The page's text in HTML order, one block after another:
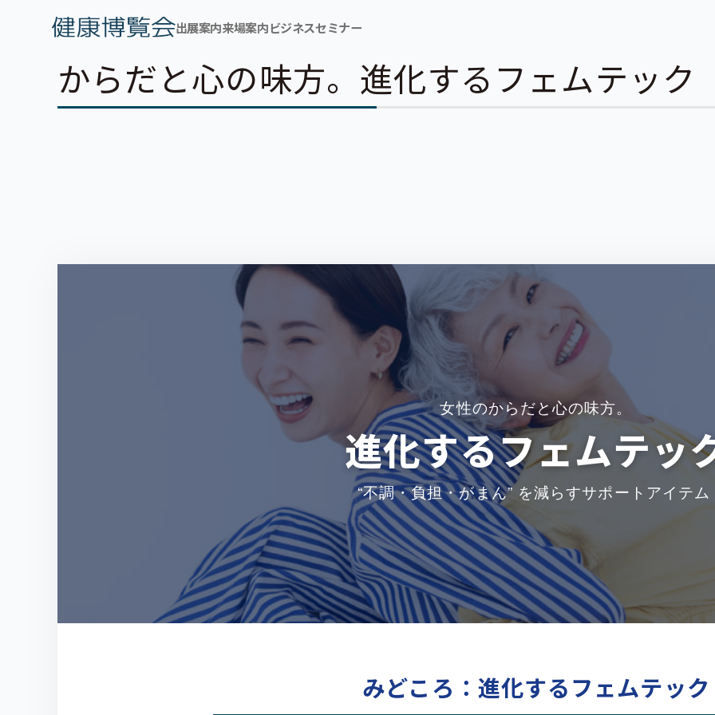
出展案内来場案内ビジネスセミナー
からだと心の味方。進化するフェムテック
女性のからだと心の味方。
進化するフェムテッ
“不調・負担・がまん” を減らすサポートアイテム
みどころ：進化するフェムテック